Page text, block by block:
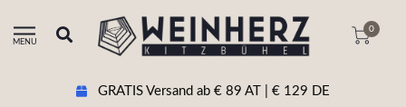
MENU
0
GRATIS Versand ab € 89 AT | € 129 DE